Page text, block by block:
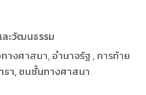
ะวัฒนธรรม
างศาสนา, อำนาจรัฐ , การท้าย
ธา, ชนชั้นทางศาสนา